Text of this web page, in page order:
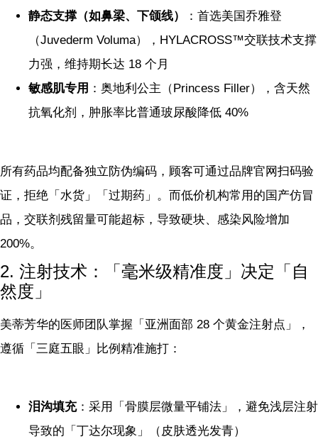
静态支撑（如鼻梁、下颌线）
：首选美国乔雅登
（Juvederm Voluma），HYLACROSS™交联技术支撑
力强，维持期长达 18 个月
敏感肌专用 ：奥地利公主（Princess Filler），含天然
抗氧化剂，肿胀率比普通玻尿酸降低 40%
所有药品均配备独立防伪编码，顾客可通过品牌官网扫码验
证，拒绝「水货」「过期药」。而低价机构常用的国产仿冒
品，交联剂残留量可能超标，导致硬块、感染风险增加
200%。
2. 注射技术：「毫米级精准度」决定「自
然度」
美蒂芳华的医师团队掌握「亚洲面部 28 个黄金注射点」，
遵循「三庭五眼」比例精准施打：
泪沟填充：采用「骨膜层微量平铺法」，避免浅层注射
导致的「丁达尔现象」（皮肤透光发青）